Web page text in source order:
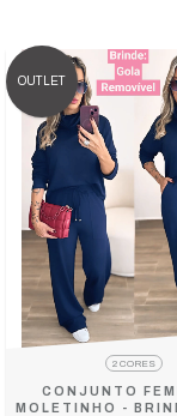
OUTLET
2 CORES
CONJUNTO
MOLETINHO -